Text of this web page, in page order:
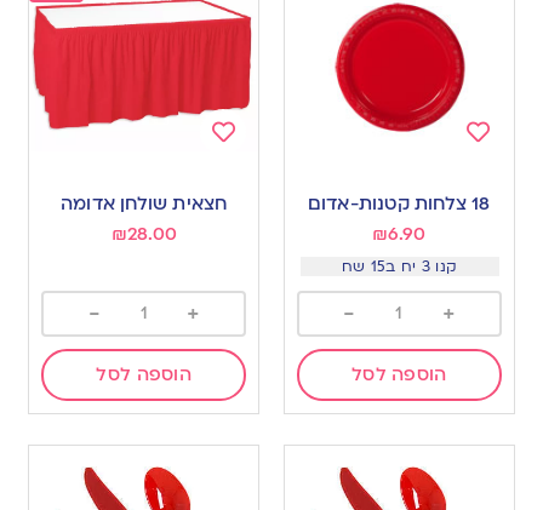
to
18 צלחות קטנות-אדום
₪6.90
קנו 3 יח ב15 שח
+
-
הוספה לסל
חצאית שולחן אדומה
₪28.00
+
-
הוספה לסל